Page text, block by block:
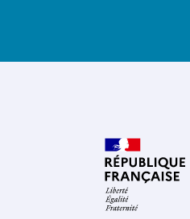
Gestion des
La politique de gestion des
adéquation avec sa mission de
site vous donne l’information
contrôle de ceux non